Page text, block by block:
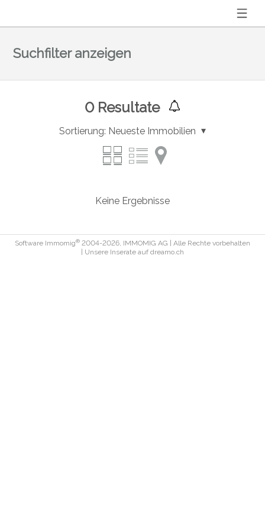
Suchfilter anzeigen
0Resultate
Sortierung: Neueste Immobilien
Keine Ergebnisse
Software Immomig® 2004-2026, IMMOMIG AG | Alle Rechte vorbehalten
| Unsere Inserate auf dreamo.ch